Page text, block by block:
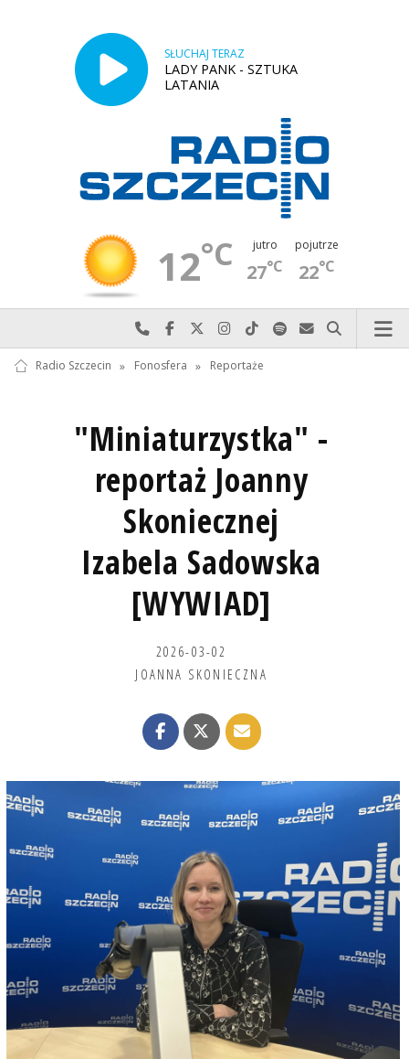
SŁUCHAJ TERAZ
LADY PANK - SZTUKA
LATANIA
12°C jutro
27°C
pojutrze
22°C
Najlepiej po prostu do nas zadzwoń
Odwiedź nas na Facebook-u
Odwiedź nas na X
Odwiedź nas na Instagram-ie
Odwiedź nas na TikTok-u
Szukaj nas na Spotify
Wyślij do nas
Szukaj
Radio Szczecin » Fonosfera » Reportaże
"Miniaturzystka" -
reportaż Joanny
Skoniecznej
Izabela Sadowska
[WYWIAD]
2026-03-02
JOANNA SKONIECZNA